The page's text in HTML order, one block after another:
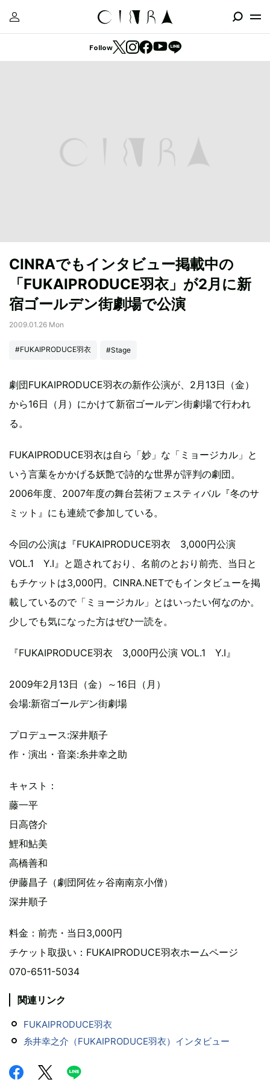
Follow
CINRAでもインタビュー掲載中の
「FUKAIPRODUCE羽衣」が2月に新
宿ゴールデン街劇場で公演
2009.01.26 Mon
#FUKAIPRODUCE羽衣 #Stage
劇団FUKAIPRODUCE羽衣の新作公演が、2月13日（金）
から16日（月）にかけて新宿ゴールデン街劇場で行われ
る。
FUKAIPRODUCE羽衣は自ら「妙」な「ミョージカル」と
いう言葉をかかげる妖艶で詩的な世界が評判の劇団。
2006年度、2007年度の舞台芸術フェスティバル『冬のサ
ミット』にも連続で参加している。
今回の公演は『FUKAIPRODUCE羽衣 3,000円公演
VOL.1 Y.I』と題されており、名前のとおり前売、当日と
もチケットは3,000円。CINRA.NETでもインタビューを掲
載しているので「ミョージカル」とはいったい何なのか。
少しでも気になった方はぜひ一読を。
『FUKAIPRODUCE羽衣 3,000円公演 VOL.1 Y.I』
2009年2月13日（金）～16日（月）
会場:新宿ゴールデン街劇場
プロデュース:深井順子
作・演出・音楽:糸井幸之助
キャスト：
藤一平
日高啓介
鯉和鮎美
高橋善和
伊藤昌子（劇団阿佐ヶ谷南南京小僧）
深井順子
料金：前売・当日3,000円
チケット取扱い：FUKAIPRODUCE羽衣ホームページ
070-6511-5034
関連リンク
FUKAIPRODUCE羽衣
糸井幸之介（FUKAIPRODUCE羽衣）インタビュー